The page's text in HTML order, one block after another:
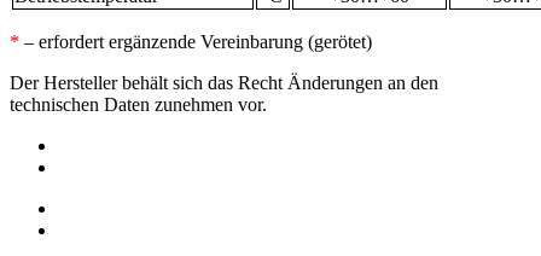
* – erfordert ergänzende Vereinbarung (gerötet)
Der Hersteller behält sich das Recht Änderungen an den
technischen Daten zunehmen vor.